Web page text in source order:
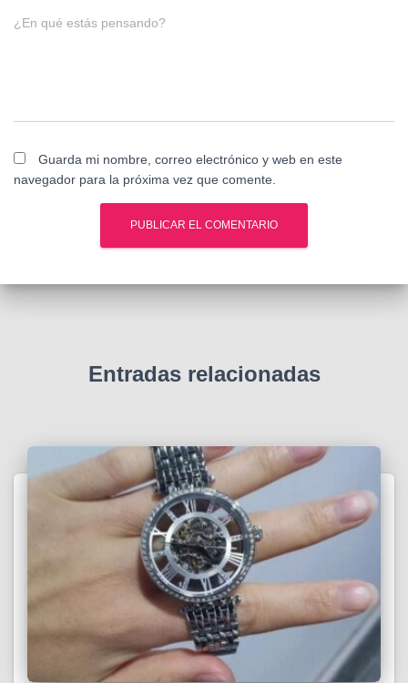
¿En qué estás pensando?
Guarda mi nombre, correo electrónico y web en este
navegador para la próxima vez que comente.
Entradas relacionadas